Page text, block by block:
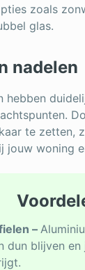
zoals
glas.
nadelen
hebben
te zetten,
jouw woning
–
dun blijven en